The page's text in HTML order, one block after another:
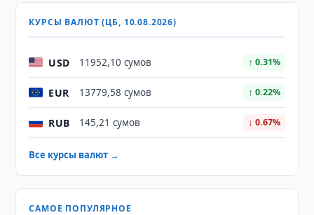
КУРСЫ ВАЛЮТ (ЦБ, 10.08.2026)
USD 11952,10 сумов ↑ 0.31%
EUR 13779,58 сумов ↑ 0.22%
RUB 145,21 сумов ↓ 0.67%
Все курсы валют →
САМОЕ ПОПУЛЯРНОЕ